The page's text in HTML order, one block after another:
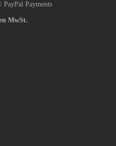
Payments
MwSt.